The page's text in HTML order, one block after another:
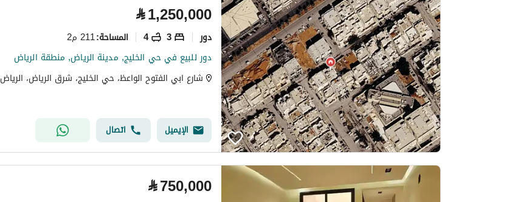
⃁1,250,000
دور 3
4 المساحة:211 م2
دور للبيع في حي الخليج, مدينة الرياض, منطقة الرياض
شارع ابي الفتوح الواعظ، حي الخليج، شرق الرياض، الرياض
الإيميل اتصال
⃁750,000